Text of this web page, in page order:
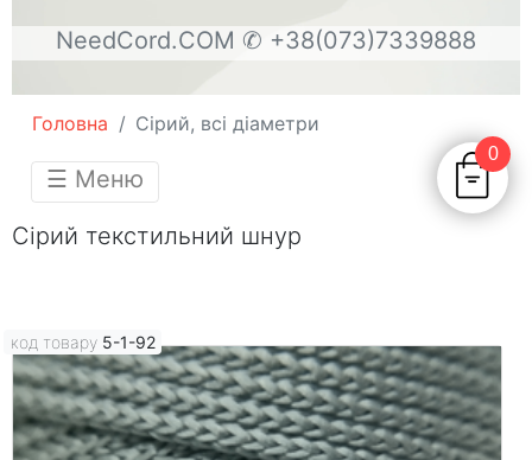
NeedCord.COM ✆ +38(073)7339888
0
Головна Сірий, всі діаметри
☰ Меню
Сірий текстильний шнур
код товару 5-1-92